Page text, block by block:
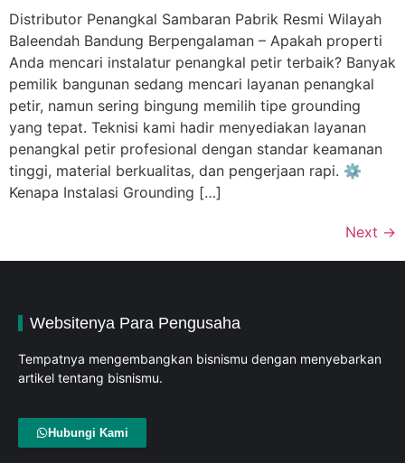
Distributor Penangkal Sambaran Pabrik Resmi Wilayah
Baleendah Bandung Berpengalaman – Apakah properti
Anda mencari instalatur penangkal petir terbaik? Banyak
pemilik bangunan sedang mencari layanan penangkal
petir, namun sering bingung memilih tipe grounding
yang tepat. Teknisi kami hadir menyediakan layanan
penangkal petir profesional dengan standar keamanan
tinggi, material berkualitas, dan pengerjaan rapi. ⚙️
Kenapa Instalasi Grounding […]
Next →
Websitenya Para Pengusaha
Tempatnya mengembangkan bisnismu dengan menyebarkan
artikel tentang bisnismu.
Hubungi Kami